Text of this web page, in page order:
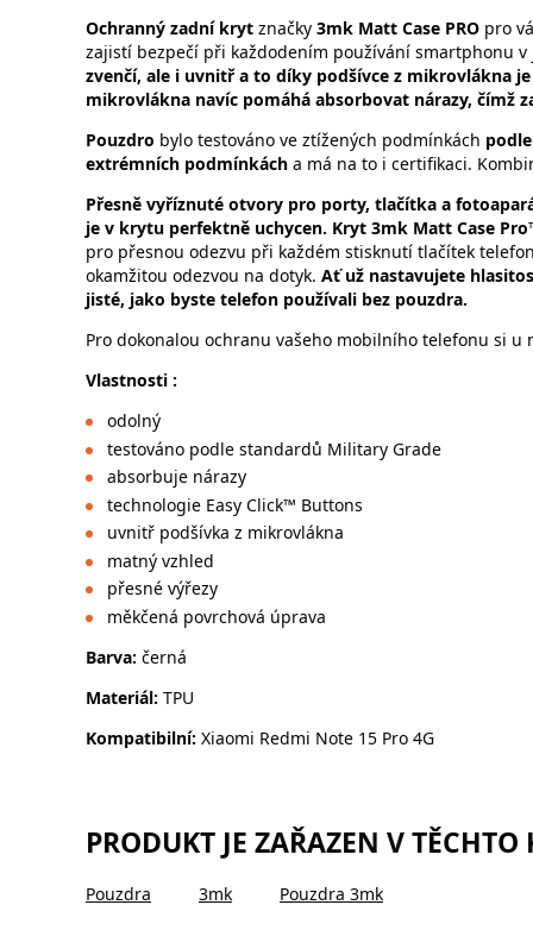
Ochranný zadní kryt značky 3mk Matt Case PRO pro
zajistí bezpečí při každodením používání smartphonu
zvenčí, ale i uvnitř a to díky podšívce z mikrovlákna
mikrovlákna navíc pomáhá absorbovat nárazy, čímž
Pouzdro bylo testováno ve ztížených podmínkách
extrémních podmínkách a má na to i certifikaci.
Přesně vyříznuté otvory pro porty, tlačítka a
je v krytu perfektně uchycen. Kryt 3mk Matt Case
pro přesnou odezvu při každém stisknutí tlačítek
okamžitou odezvou na dotyk. Ať už nastavujete
jisté, jako byste telefon používali bez pouzdra.
Pro dokonalou ochranu vašeho mobilního telefonu si
Vlastnosti :
odolný
testováno podle standardů Military Grade
absorbuje nárazy
technologie Easy Click™ Buttons
uvnitř podšívka z mikrovlákna
matný vzhled
přesné výřezy
měkčená povrchová úprava
Barva: černá
Materiál: TPU
Kompatibilní: Xiaomi Redmi Note 15 Pro 4G
PRODUKT JE ZAŘAZEN V
Pouzdra 3mk Pouzdra 3mk